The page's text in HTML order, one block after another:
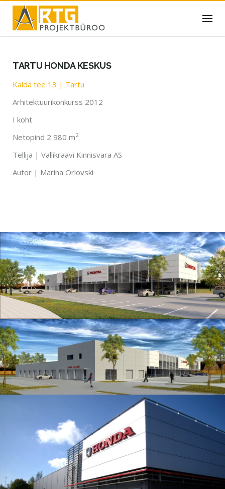
Skip
content
TARTU HONDA KESKUS
Kalda tee 13 | Tartu
Arhitektuurikonkurss 2012
I koht
Netopind 2 980 m2
Tellija | Vallikraavi Kinnisvara AS
Autor | Marina Orlovski